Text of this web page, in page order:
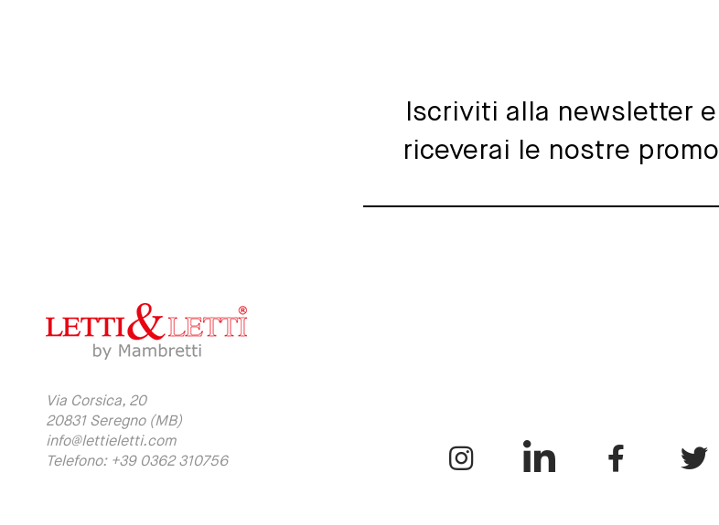
Iscriviti alla newsletter e
riceverai le nostre promo
Via Corsica, 20
20831 Seregno (MB)
info@lettieletti.com
Telefono: +39 0362 310756